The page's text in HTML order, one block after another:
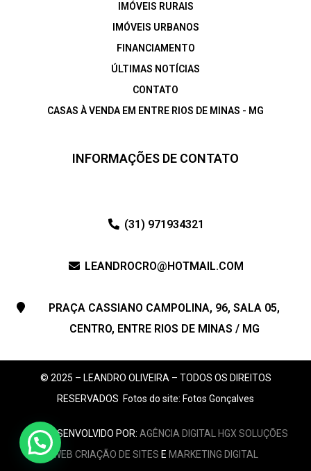
IMÓVEIS RURAIS
IMÓVEIS URBANOS
FINANCIAMENTO
ÚLTIMAS NOTÍCIAS
CONTATO
CASAS À VENDA EM ENTRE RIOS DE MINAS - MG
INFORMAÇÕES DE CONTATO
(31) 971934321
LEANDROCRO@HOTMAIL.COM
PRAÇA CASSIANO CAMPOLINA, 96, SALA 05,
CENTRO, ENTRE RIOS DE MINAS / MG
© 2025 – LEANDRO OLIVEIRA – TODOS OS DIREITOS
RESERVADOS Fotos do site: Fotos Gonçalves
SITE DESENVOLVIDO POR: AGÊNCIA DIGITAL HGX SOLUÇÕES
WEB CRIAÇÃO DE SITES E MARKETING DIGITAL